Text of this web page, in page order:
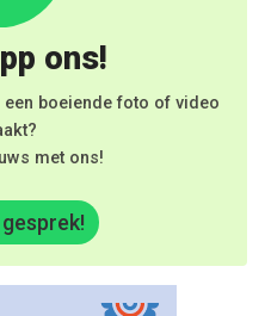
ons!
boeiende foto of video
met ons!